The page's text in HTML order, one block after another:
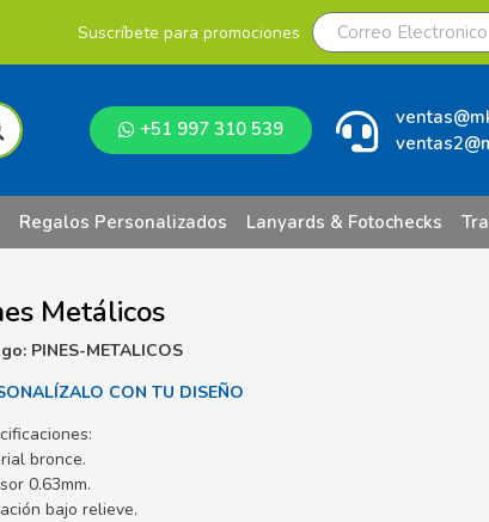
Suscríbete para promociones
+51 997 310 539
Regalos Personalizados Lanyards & Fotochecks
Metálicos
PINES-METALICOS
CON TU DISEÑO
bronce.
0.63mm.
bajo relieve.